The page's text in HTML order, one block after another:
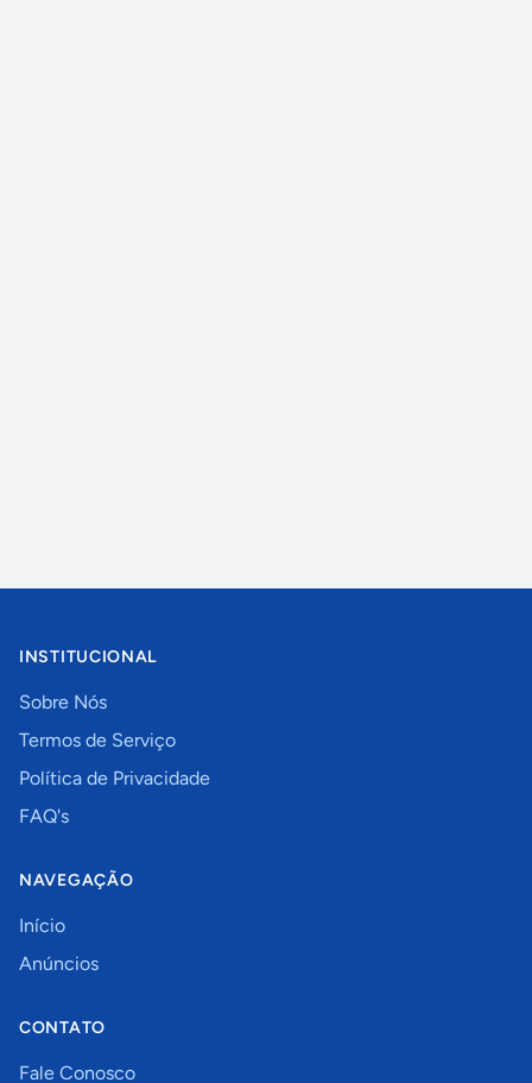
INSTITUCIONAL
Sobre Nós
Termos de Serviço
Política de Privacidade
FAQ's
NAVEGAÇÃO
Início
Anúncios
CONTATO
Fale Conosco